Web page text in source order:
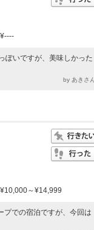
¥----
ぽいですが、美味しかった
by あきさん
¥10,000～¥14,999
プでの宿泊ですが、今回は